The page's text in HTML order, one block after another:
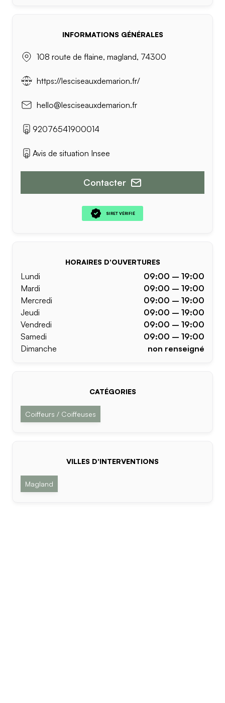
INFORMATIONS GÉNÉRALES
108 route de flaine, magland, 74300
https://lesciseauxdemarion.fr/
hello@lesciseauxdemarion.fr
92076541900014
Avis de situation Insee
Contacter
SIRET VÉRIFIÉ
HORAIRES D'OUVERTURES
Lundi
09:00 – 19:00
Mardi
09:00 – 19:00
Mercredi
09:00 – 19:00
Jeudi
09:00 – 19:00
Vendredi
09:00 – 19:00
Samedi
09:00 – 19:00
Dimanche
non renseigné
CATÉGORIES
Coiffeurs / Coiffeuses
VILLES D'INTERVENTIONS
Magland